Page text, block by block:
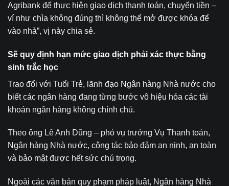
Agribank để thực hiện giao dịch thanh toán, chuyển tiền –
ví như chìa không đúng thì không thể mở được khóa để
vào nhà”, vị này chia sẻ.
Sẽ quy định hạn mức giao dịch phải xác thực bằng
sinh trắc học
Trao đổi với Tuổi Trẻ, lãnh đạo Ngân hàng Nhà nước cho
biết các ngân hàng đang từng bước vô hiệu hóa các tài
khoản ngân hàng không chính chủ.
Theo ông Lê Anh Dũng – phó vụ trưởng Vụ Thanh toán,
Ngân hàng Nhà nước, công tác bảo đảm an ninh, an toàn
và bảo mật được hết sức chú trọng.
Ngoài các văn bản quy phạm pháp luật, Ngân hàng Nhà